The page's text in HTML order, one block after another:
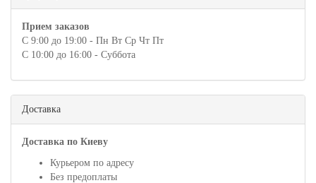
Прием заказов
С 9:00 до 19:00 - Пн Вт Ср Чт Пт
С 10:00 до 16:00 - Суббота
Доставка
Доставка по Киеву
Курьером по адресу
Без предоплаты